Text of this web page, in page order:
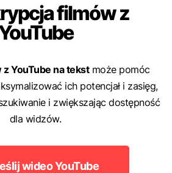
filmów z
YouTube na tekstmoże pomóc
ich potencjał i zasięg,
i zwiększając dostępność
dla widzów.
wideo YouTube